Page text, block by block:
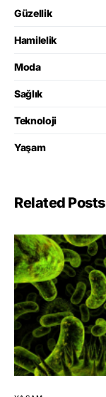
Güzellik
Hamilelik
Moda
Sağlık
Teknoloji
Yaşam
Related Posts